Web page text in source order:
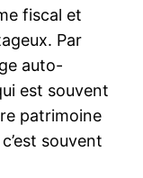
fiscal et
Par
auto-
est souvent
patrimoine
souvent